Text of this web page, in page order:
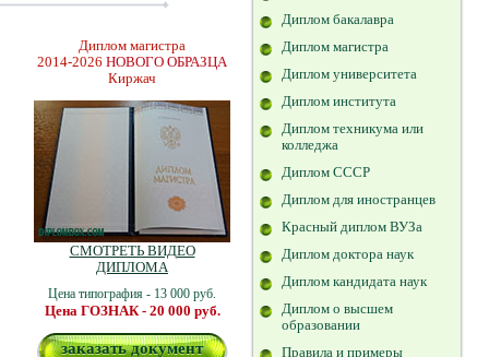
Диплом магистра
2014-2026 НОВОГО ОБРАЗЦА
Киржач
СМОТРЕТЬ ВИДЕО
ДИПЛОМА
Цена типография - 13 000 руб.
Цена ГОЗНАК - 20 000 руб.
заказать документ
Диплом бакалавра
Диплом магистра
Диплом университета
Диплом института
Диплом техникума или
колледжа
Диплом СССР
Диплом для иностранцев
Красный диплом ВУЗа
Диплом доктора наук
Диплом кандидата наук
Диплом о высшем
образовании
Правила и примеры